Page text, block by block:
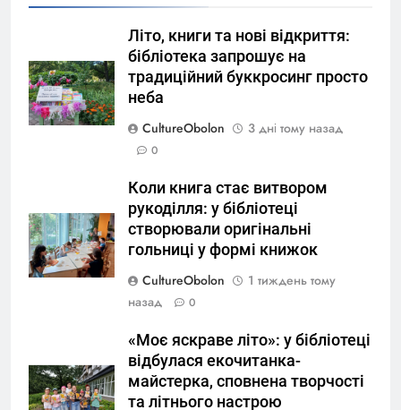
Літо, книги та нові відкриття:
бібліотека запрошує на
традиційний буккросинг просто
неба
CultureObolon
3 дні тому назад
0
Коли книга стає витвором
рукоділля: у бібліотеці
створювали оригінальні
гольниці у формі книжок
CultureObolon
1 тиждень тому
назад
0
«Моє яскраве літо»: у бібліотеці
відбулася екочитанка-
майстерка, сповнена творчості
та літнього настрою